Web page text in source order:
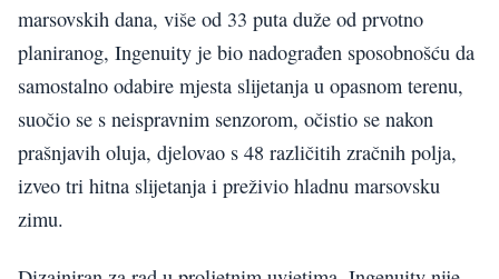
marsovskih dana, više od 33 puta duže od prvotno
planiranog, Ingenuity je bio nadograđen sposobnošću da
samostalno odabire mjesta slijetanja u opasnom terenu,
suočio se s neispravnim senzorom, očistio se nakon
prašnjavih oluja, djelovao s 48 različitih zračnih polja,
izveo tri hitna slijetanja i preživio hladnu marsovsku
zimu.